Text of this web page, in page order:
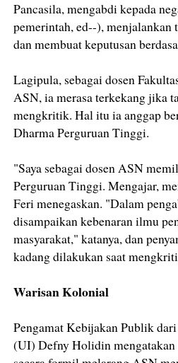
Pancasila, mengabdi kepada
pemerintah, ed--), menjalankan
dan membuat keputusan
Lagipula, sebagai dosen
ASN, ia merasa terkekang jika
mengkritik. Hal itu ia anggap
Dharma Perguruan Tinggi.
"Saya sebagai dosen ASN
Perguruan Tinggi. Mengajar,
Feri menegaskan. "Dalam
disampaikan kebenaran ilmu
masyarakat," katanya, dan
kadang dilakukan saat
Warisan Kolonial
Pengamat Kebijakan Publik
(UI) Defny Holidin mengatakan